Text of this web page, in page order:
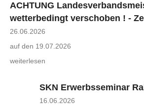
ACHTUNG
wetterbedingt verschoben ! -
26.06.2026
auf den 19.07.2026
weiterlesen
SKN Erwerbsseminar
16.06.2026